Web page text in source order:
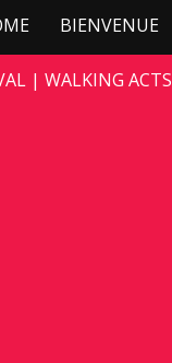
BIENVENUE
| WALKING ACTS